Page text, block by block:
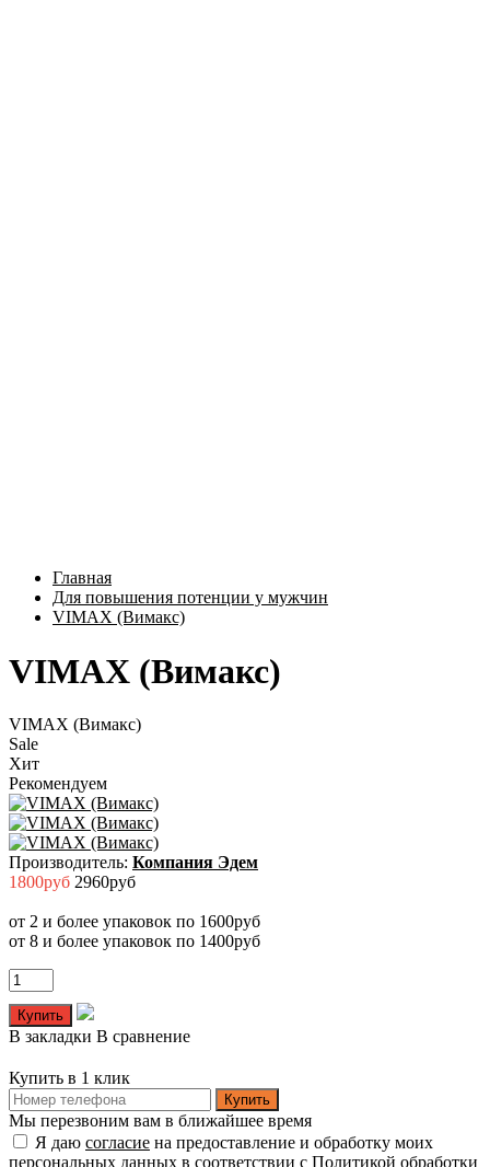
Главная
Для повышения потенции у мужчин
VIMAX (Вимакс)
VIMAX (Вимакс)
VIMAX (Вимакс)
Sale
Хит
Рекомендуем
Производитель: Компания Эдем
1800руб 2960руб
от 2 и более упаковок по 1600руб
от 8 и более упаковок по 1400руб
В закладки В сравнение
Купить в 1 клик
Купить
Мы перезвоним вам в ближайшее время
Я даю согласие на предоставление и обработку моих
персональных данных в соответствии с Политикой обработки